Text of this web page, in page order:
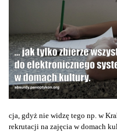
cja, gdyż nie widzę tego np. w
rekrutacji na zajęcia w domach